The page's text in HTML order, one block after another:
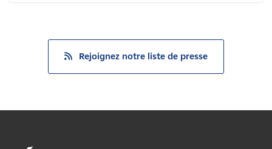
Rejoignez notre liste de presse